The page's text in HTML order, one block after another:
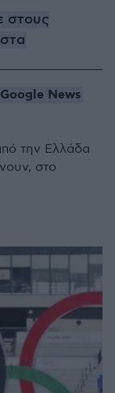
στους
News
την Ελλάδα
στο